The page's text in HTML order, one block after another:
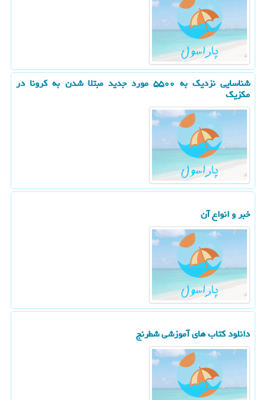
شناسایی نزدیك به ۵۵۰۰ مورد جدید مبتلا شدن به كرونا در
مكزیك
خبر و انواع آن
دانلود كتاب های آموزشی شطرنج